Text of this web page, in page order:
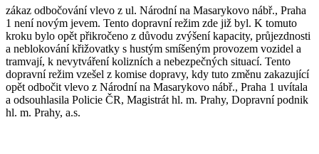
zákaz odbočování vlevo z ul. Národní na Masarykovo nábř., Praha
1 není novým jevem. Tento dopravní režim zde již byl. K tomuto
kroku bylo opět přikročeno z důvodu zvýšení kapacity, průjezdnosti
a neblokování křižovatky s hustým smíšeným provozem vozidel a
tramvají, k nevytváření kolizních a nebezpečných situací. Tento
dopravní režim vzešel z komise dopravy, kdy tuto změnu zakazující
opět odbočit vlevo z Národní na Masarykovo nábř., Praha 1 uvítala
a odsouhlasila Policie ČR, Magistrát hl. m. Prahy, Dopravní podnik
hl. m. Prahy, a.s.